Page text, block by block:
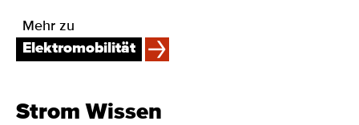
Mehr zu
Elektromobilität
Strom Wis­sen